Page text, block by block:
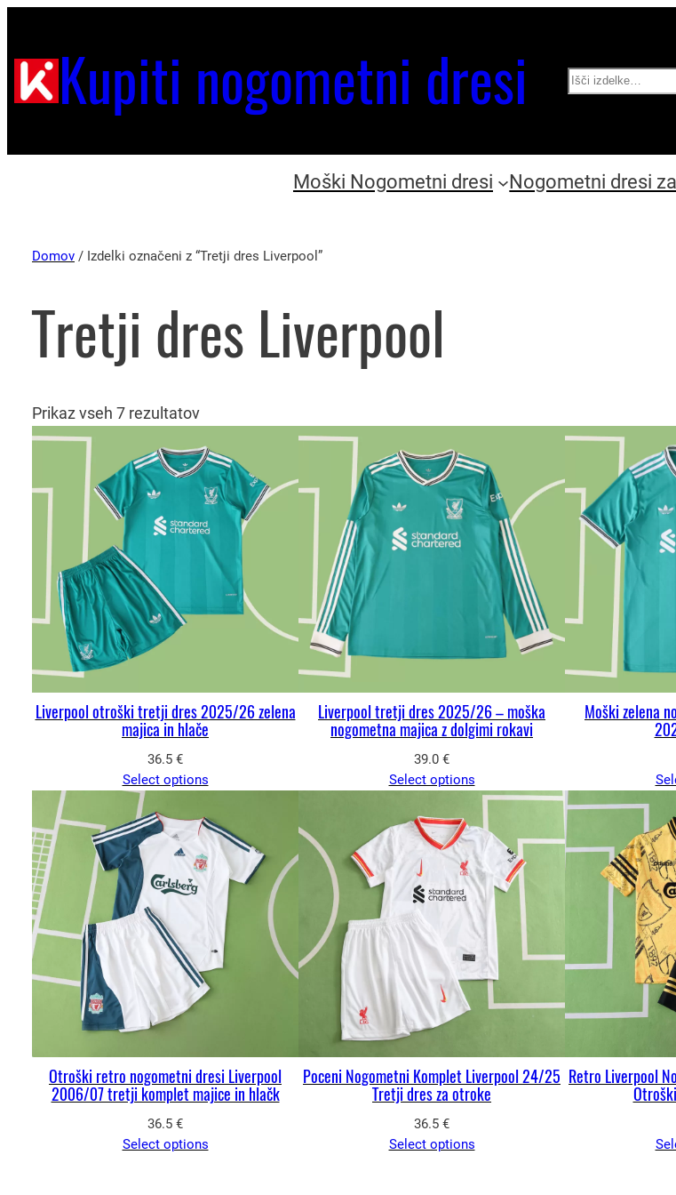
Kupiti nogometni dresi Search
Moški Nogometni dresi Nogometni dresi
Domov / Izdelki označeni z “Tretji dres Liverpool”
Tretji dres Liverpool
Prikaz vseh 7 rezultatov
Liverpool otroški tretji dres 2025/26 zelena
majica in hlače
36.5 €
Select options
Liverpool tretji dres 2025/26 – moška
nogometna majica z dolgimi rokavi
39.0 €
Select options
Moški zelena
Otroški retro nogometni dresi Liverpool
2006/07 tretji komplet majice in hlačk
36.5 €
Select options
Poceni Nogometni Komplet Liverpool 24/25
Tretji dres za otroke
36.5 €
Select options
Retro Liverpool